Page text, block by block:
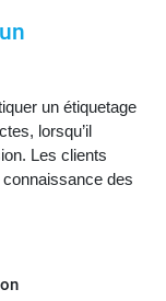
un étiquetage
lorsqu’il
Les clients
des